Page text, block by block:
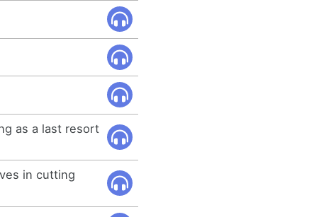
as a last resort
in cutting